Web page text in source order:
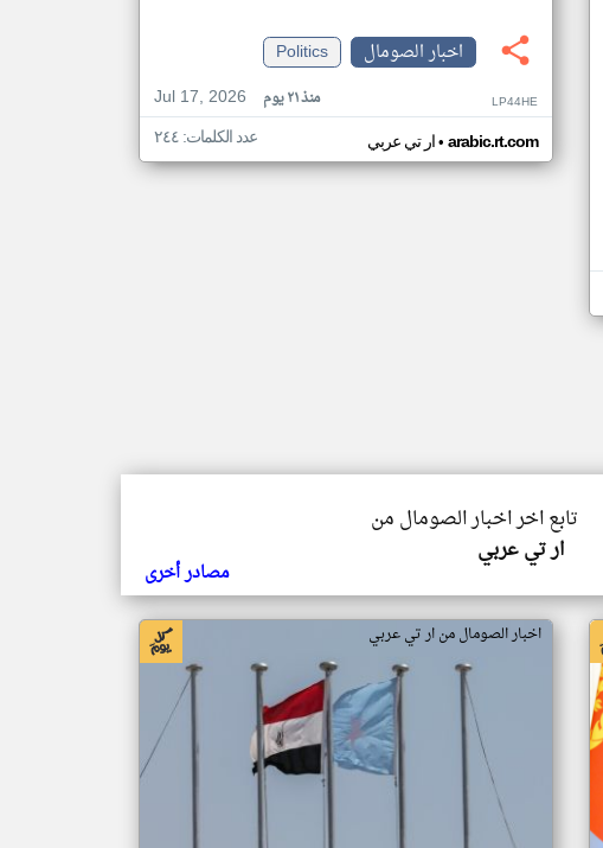
اخبار الصومال
Politics
Jul 17, 2026
منذ ٢١ يوم LP44HE
ار تي عربي• arabic.rt.com عدد الكلمات: ٢٤٤
تابع اخر اخبار الصومال من
ار تي عربي
مصادر أخرى
اخبار الصومال من ار تي عربي